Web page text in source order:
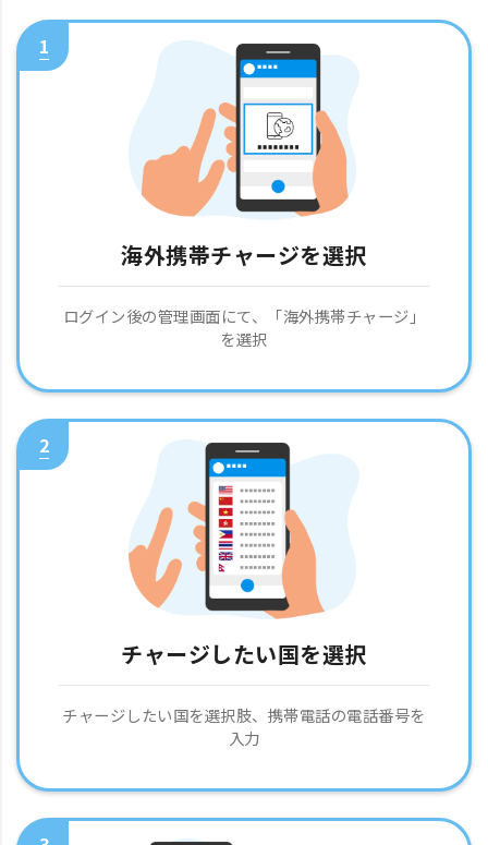
1
海外携帯チャージを選択
ログイン後の管理画面にて、「海外携帯チャージ」
を選択
2
チャージしたい国を選択
チャージしたい国を選択肢、携帯電話の電話番号を
入力